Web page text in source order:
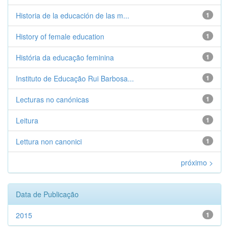
1
Historia de la educación de las m...
1
History of female education
1
História da educação feminina
1
Instituto de Educação Rui Barbosa...
1
Lecturas no canónicas
1
Leitura
1
Lettura non canonici
próximo >
Data de Publicação
1
2015